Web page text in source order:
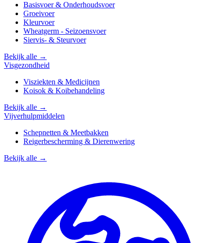
Basisvoer & Onderhoudsvoer
Groeivoer
Kleurvoer
Wheatgerm - Seizoensvoer
Siervis- & Steurvoer
Bekijk alle →
Visgezondheid
Visziekten & Medicijnen
Koisok & Koibehandeling
Bekijk alle →
Vijverhulpmiddelen
Schepnetten & Meetbakken
Reigerbescherming & Dierenwering
Bekijk alle →